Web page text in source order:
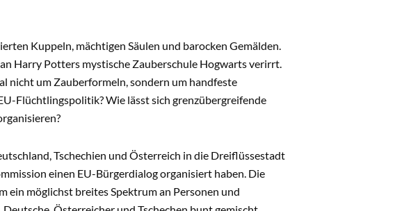
Kuppeln, mächtigen Säulen und barocken Gemälden.
Harry Potters mystische Zauberschule Hogwarts verirrt.
nicht um Zauberformeln, sondern um handfeste
Flüchtlingspolitik? Wie lässt sich grenzübergreifende
Tschechien und Österreich in die Dreiflüssestadt
einen EU-Bürgerdialog organisiert haben. Die
ein möglichst breites Spektrum an Personen und